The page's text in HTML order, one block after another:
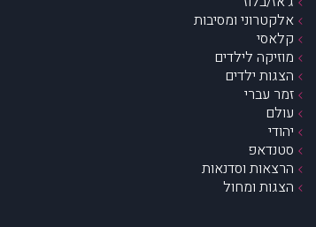
אלקטרוני ומסיבות
קלאסי
מוזיקה לילדים
הצגות ילדים
זמר עברי
עולם
יהודי
סטנדאפ
הרצאות וסדנאות
הצגות ומחול